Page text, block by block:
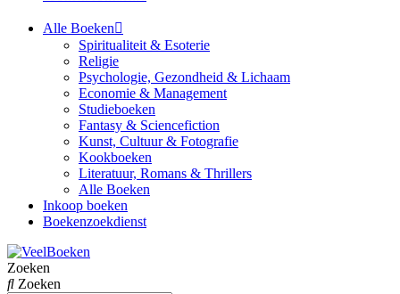
Alle Boeken
Spiritualiteit & Esoterie
Religie
Psychologie, Gezondheid & Lichaam
Economie & Management
Studieboeken
Fantasy & Sciencefiction
Kunst, Cultuur & Fotografie
Kookboeken
Literatuur, Romans & Thrillers
Alle Boeken
Inkoop boeken
Boekenzoekdienst
Zoeken
Zoeken